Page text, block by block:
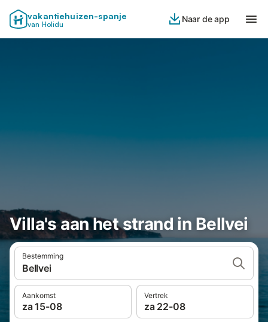
vakantiehuizen-spanje
van Holidu
Naar de app
Villa's aan het strand in Bellvei
Bestemming
Bellvei
Aankomst
za 15-08
Vertrek
za 22-08